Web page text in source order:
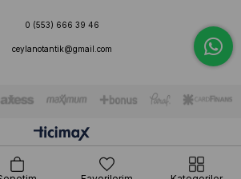
0 (553) 666 39 46
ceylanotantik@gmail.com